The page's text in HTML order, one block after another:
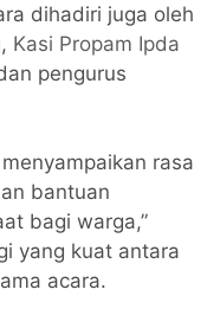
dihadiri juga oleh
, Kasi Propam Ipda
pengurus
menyampaikan rasa
bantuan
bagi warga,”
yang kuat antara
acara.